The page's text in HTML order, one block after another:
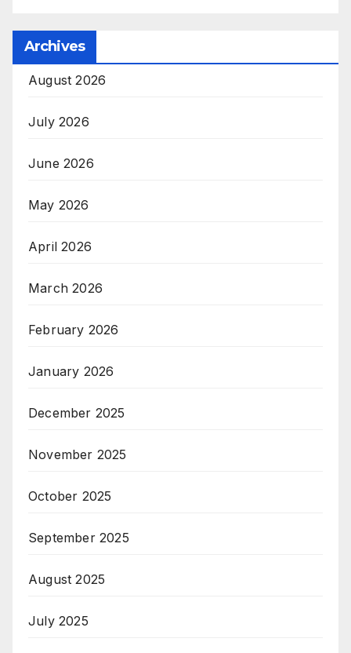
Archives
August 2026
July 2026
June 2026
May 2026
April 2026
March 2026
February 2026
January 2026
December 2025
November 2025
October 2025
September 2025
August 2025
July 2025